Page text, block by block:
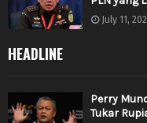
July 11,
HEADLINE
Perry
Tukar